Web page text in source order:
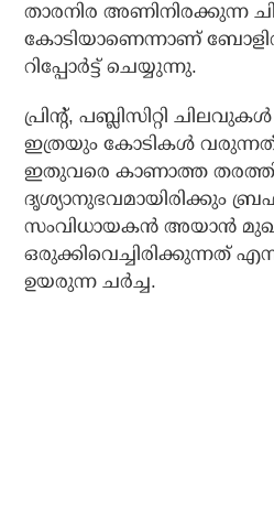
താരനിര അണിനിരക്കുന്ന
കോടിയാണെന്നാണ്
റിപ്പോര്‍ട്ട് ചെയ്യുന്നു.
പ്രിന്റ്, പബ്ലിസിറ്റി
ഇത്രയും കോടികള്‍
ഇതുവരെ കാണാത്ത
ദൃശ്യാനുഭവമായിരിക്കും
സംവിധായകന്‍ അയാന്‍
ഒരുക്കിവെച്ചിരിക്കുന്നത്
ഉയരുന്ന ചര്‍ച്ച.